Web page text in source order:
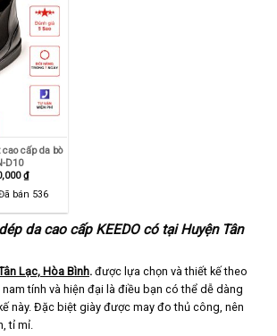
cấp da bò
D10
₫.
₫Giá
hiện
tại
là:
890,000 ₫.
bán 536
da cao cấp KEEDO có tại Huyện Tân
Lạc, Hòa Bình. được lựa chọn và thiết kế theo
tính và hiện đại là điều bạn có thể dễ dàng
này. Đặc biệt giày được may đo thủ công, nên
tỉ mỉ.